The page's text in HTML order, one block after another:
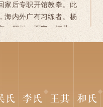
家后专职开馆教拳。此
海内外广有习练者。杨
四川、西安、河北、
区。
套路，主要包括大、
是杨氏太极拳器械，主
氏
李氏
王其
和氏